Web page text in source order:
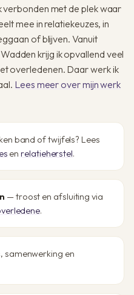
verbonden met de plek waar
mee in relatiekeuzes, in
of blijven. Vanuit
krijg ik opvallend veel
overledenen. Daar werk ik
Lees meer over mijn werk
band of twijfels? Lees
enrelatieherstel.
— troost en afsluiting via
.
samenwerking en